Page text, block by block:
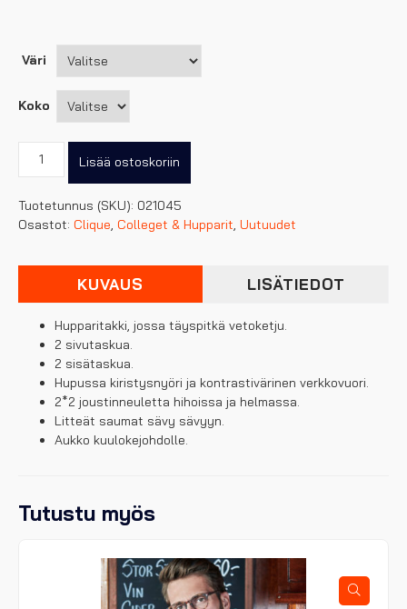
Väri
Koko
naisten
hoody
full
määrä
Lisää ostoskoriin
Tuotetunnus (SKU): 021045
Osastot: Clique Colleget & Hupparit Uutuudet
KUVAUS LISÄTIEDOT
Hupparitakki, jossa täyspitkä vetoketju.
2 sivutaskua.
2 sisätaskua.
Hupussa kiristysnyöri ja kontrastivärinen verkkovuori.
2*2 joustinneuletta hihoissa ja helmassa.
Litteät saumat sävy sävyyn.
Aukko kuulokejohdolle.
Tutustu myös